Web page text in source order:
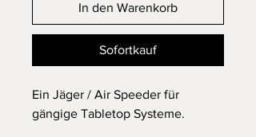
In den Warenkorb
Sofortkauf
Ein Jäger / Air Speeder für
gängige Tabletop Systeme.